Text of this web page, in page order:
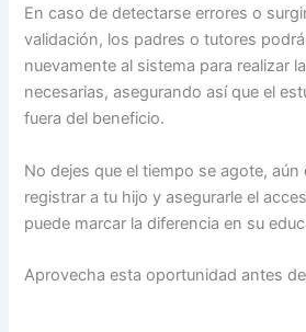
En caso de detectarse errores o
validación, los padres o tutores
nuevamente al sistema para realizar
necesarias, asegurando así que el
fuera del beneficio.
No dejes que el tiempo se agote,
registrar a tu hijo y asegurarle el
puede marcar la diferencia en su
Aprovecha esta oportunidad antes